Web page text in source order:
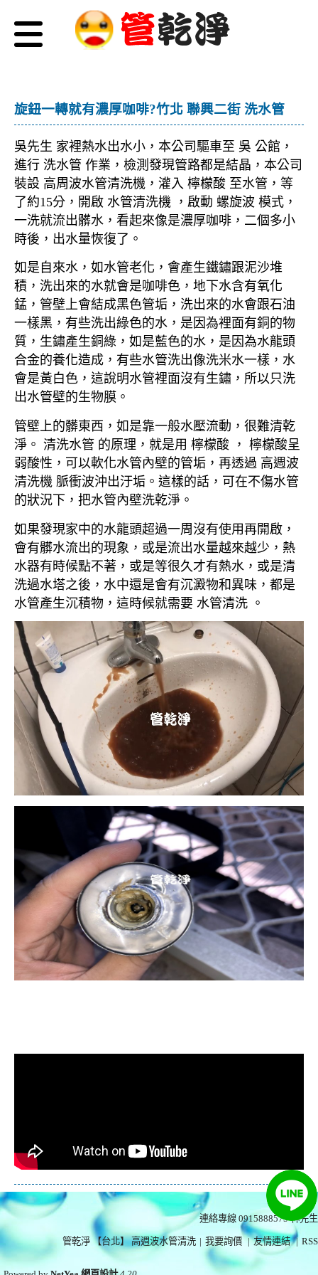
旋鈕一轉就有濃厚咖啡?竹北 聯興二街 洗水管
吳先生 家裡熱水出水小，本公司驅車至 吳 公館，
進行 洗水管 作業，檢測發現管路都是結晶，本公司
裝設 高周波水管清洗機，灌入 檸檬酸 至水管，等
了約15分，開啟 水管清洗機 ，啟動 螺旋波 模式，
一洗就流出髒水，看起來像是濃厚咖啡，二個多小
時後，出水量恢復了。
如是自來水，如水管老化，會產生鐵鏽跟泥沙堆
積，洗出來的水就會是咖啡色，地下水含有氧化
錳，管壁上會結成黑色管垢，洗出來的水會跟石油
一樣黑，有些洗出綠色的水，是因為裡面有銅的物
質，生鏽產生銅綠，如是藍色的水，是因為水龍頭
合金的養化造成，有些水管洗出像洗米水一樣，水
會是黃白色，這說明水管裡面沒有生鏽，所以只洗
出水管壁的生物膜。
管壁上的髒東西，如是靠一般水壓流動，很難清乾
淨。 清洗水管 的原理，就是用 檸檬酸 ， 檸檬酸呈
弱酸性，可以軟化水管內壁的管垢，再透過 高週波
清洗機 脈衝波沖出汙垢。這樣的話，可在不傷水管
的狀況下，把水管內壁洗乾淨。
如果發現家中的水龍頭超過一周沒有使用再開啟，
會有髒水流出的現象，或是流出水量越來越少，熱
水器有時候點不著，或是等很久才有熱水，或是清
洗過水塔之後，水中還是會有沉澱物和異味，都是
水管產生沉積物，這時候就需要 水管清洗 。
連絡專線 0915888575 林先生
管乾淨 【台北】 高週波水管清洗 | 我要詢價 | 友情連結 | RSS